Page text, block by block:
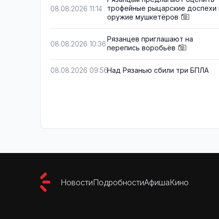
08.08.2026 11:14
трофейные рыцарские доспехи
оружие мушкетёров
08.08.2026 10:36
Рязанцев приглашают на
перепись воробьёв
08.08.2026 09:56Над Рязанью сбили три БПЛА
НовостиПодробностиАфишаКино